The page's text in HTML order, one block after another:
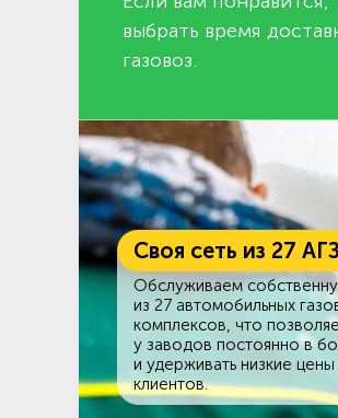
выбрать время
газовоз.
Своя сеть из 27
Обслуживаем
из 27 автомобильных
комплексов, что
у заводов постоянно в
и удерживать низкие
клиентов.